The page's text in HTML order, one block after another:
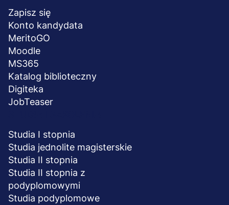
stopka
Zapisz się
Konto kandydata
MeritoGO
Moodle
MS365
Katalog biblioteczny
Digiteka
JobTeaser
Studia I stopnia
Studia jednolite magisterskie
Studia II stopnia
Studia II stopnia z
podyplomowymi
Studia podyplomowe